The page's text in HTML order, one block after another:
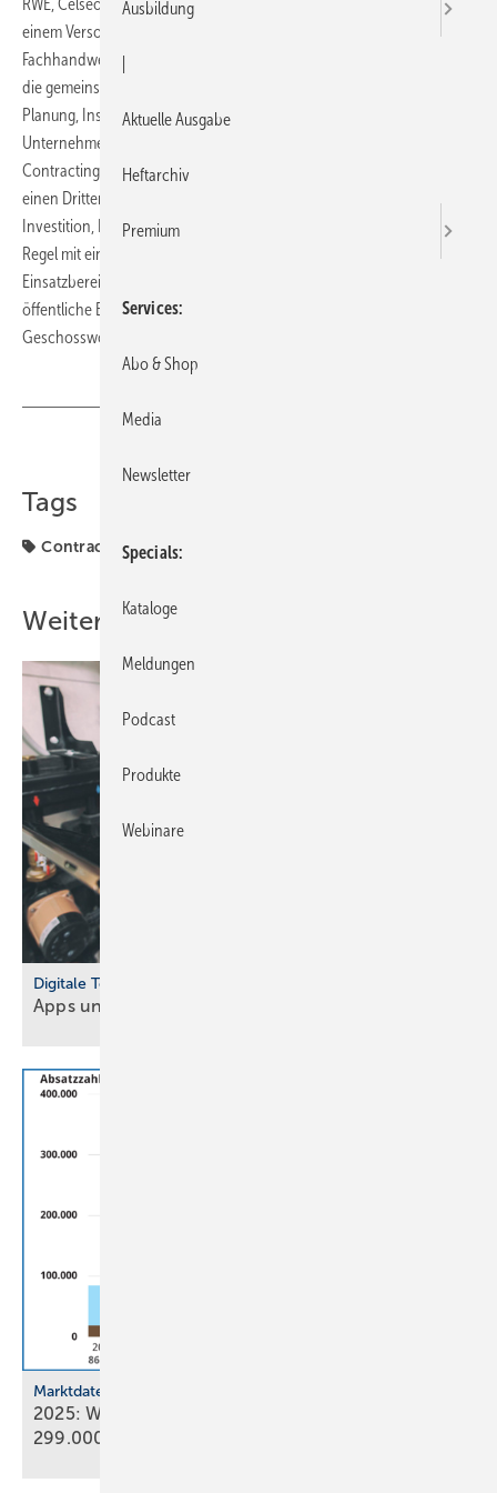
RWE, Celseo und Viessmann melden die erste Kooperation zwischen
einem Versorgungsunternehmen und einem Verbund aus
Fachhandwerksbetrieben. Die Partnerschaft umfasst insbesondere
die gemeinsame Akquisition von Kunden im Contracting und die
Planung, Installation sowie Inbetriebnahme exklusiv durch
Unternehmen des Fachhandwerks-Verbundes Celseo. Beim
Contracting erfolgt die Energieversorgung einer Liegenschaft durch
einen Dritten, den Contractor. Alle Aufwendungen für Planung,
Investition, Finanzierung, Brennstoffe und Wartung werden in der
Regel mit einem festen monat­lichen Betrag abgerechnet.
Einsatzbereiche des Contracting sind in erster Linie kommunale und
öffentliche Einrichtungen, Industrie- und Gewerbebetriebe sowie der
Geschosswohnungsbau.
Tags
Contracting Kooperation
Weitere Inhalte
Digitale Tools
Apps und Soft­ware für Hand­werker und
Marktdaten
2025: Wärmepumpenabsatz steigt um 55 % auf
299.000
Ausbildung
Aktuelle Ausgabe
Heftarchiv
Premium
Services
Abo & Shop
Media
Newsletter
Specials
Kataloge
Meldungen
Podcast
Produkte
Webinare